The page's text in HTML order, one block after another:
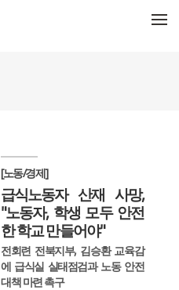
[노동/경제]
급식노동자 산재 사망,
"노동자, 학생 모두 안전
한 학교 만들어야"
전회련 전북지부, 김승환 교육감
에 급식실 실태점검과 노동 안전
대책 마련 촉구